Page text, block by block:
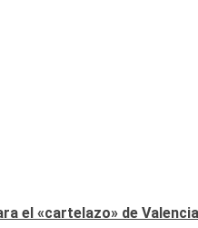
el «cartelazo» de Valencia